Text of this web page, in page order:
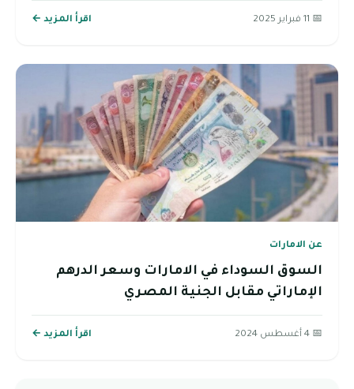
📅 11 فبراير 2025 اقرأ المزيد ←
عن الامارات
السوق السوداء في الامارات وسعر الدرهم
الإماراتي مقابل الجنية المصري
📅 4 أغسطس 2024 اقرأ المزيد ←